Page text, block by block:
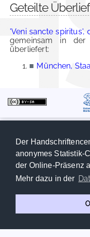
Der
anonymes Statistik-
der Online-Präsenz
Mehr dazu in der
Geteilte
'Veni sancte spiritus',
gemeinsam in der
überliefert:
■ München,